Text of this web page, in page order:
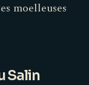
moelleuses
Salin